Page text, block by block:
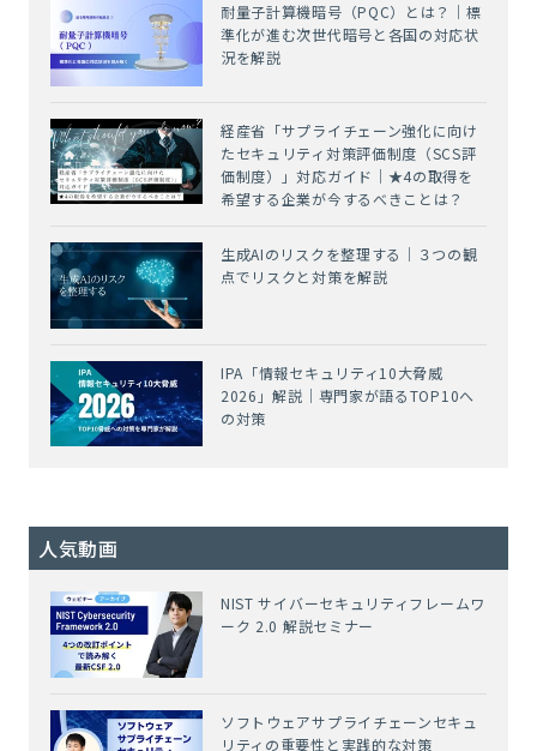
耐量子計算機暗号（PQC）とは？｜標
準化が進む次世代暗号と各国の対応状
況を解説
経産省「サプライチェーン強化に向け
たセキュリティ対策評価制度（SCS評
価制度）」対応ガイド｜★4の取得を
希望する企業が今するべきことは？
生成AIのリスクを整理する｜３つの観
点でリスクと対策を解説
IPA「情報セキュリティ10大脅威
2026」解説｜専門家が語るTOP10へ
の対策
人気動画
NIST サイバーセキュリティフレームワ
ーク 2.0 解説セミナー
ソフトウェアサプライチェーンセキュ
リティの重要性と実践的な対策